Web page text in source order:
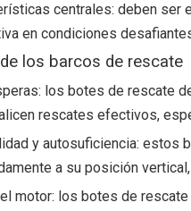
centrales: deben ser
en condiciones
los barcos de rescate
los botes de rescate
rescates efectivos,
y autosuficiencia: estos
a su posición
motor: los botes de